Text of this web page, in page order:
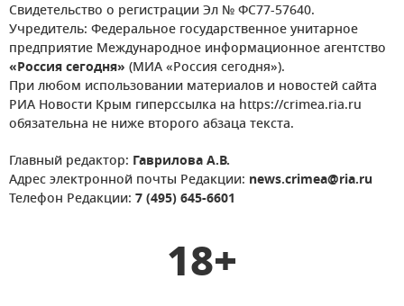
Свидетельство о регистрации Эл № ФС77-57640.
Учредитель: Федеральное государственное унитарное
предприятие Международное информационное агентство
«Россия сегодня» (МИА «Россия сегодня»).
При любом использовании материалов и новостей сайта
РИА Новости Крым гиперссылка на https://crimea.ria.ru
обязательна не ниже второго абзаца текста.
Главный редактор: Гаврилова А.В.
Адрес электронной почты Редакции: news.crimea@ria.ru
Телефон Редакции: 7 (495) 645-6601
18+